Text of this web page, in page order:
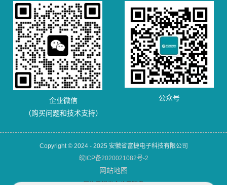
企业微信
（购买问题和技术支持）
公众号
Copyright © 2024 - 2025 安徽省富捷电子科技有限公司
皖ICP备2020021082号-2
网站地图